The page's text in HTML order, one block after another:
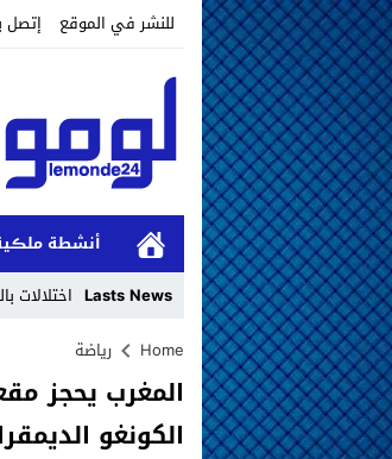
للنشر في الموقع إتصل
أنشطة
Lasts News اختلالات
Previous
Next
Home رياضة
المغرب يحجز
الكونغو